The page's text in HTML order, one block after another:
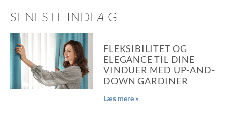
SENESTE INDLÆG
FLEKSIBILITET OG
ELEGANCE TIL DINE
VINDUER MED UP-AND-
DOWN GARDINER
Læs mere »